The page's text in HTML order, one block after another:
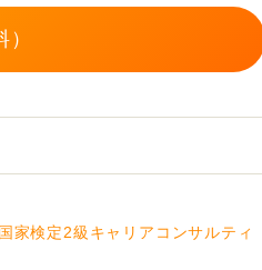
家検定2級キャリアコンサルティ